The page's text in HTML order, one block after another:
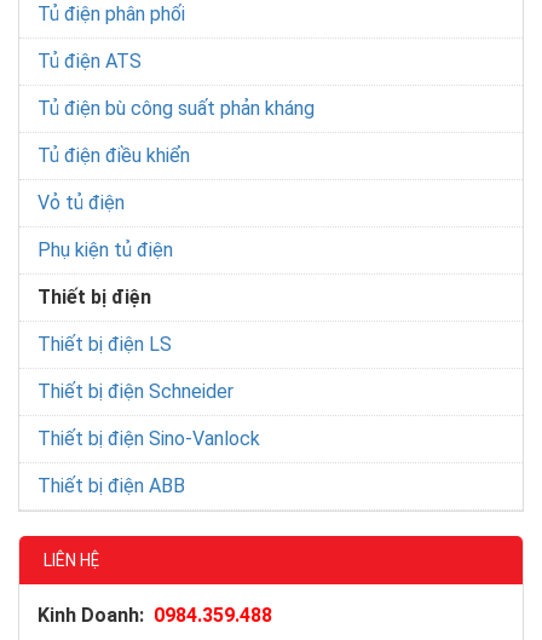
Tủ điện phân phối
Tủ điện ATS
Tủ điện bù công suất phản kháng
Tủ điện điều khiển
Vỏ tủ điện
Phụ kiện tủ điện
Thiết bị điện
Thiết bị điện LS
Thiết bị điện Schneider
Thiết bị điện Sino-Vanlock
Thiết bị điện ABB
LIÊN HỆ
Kinh Doanh: 0984.359.488